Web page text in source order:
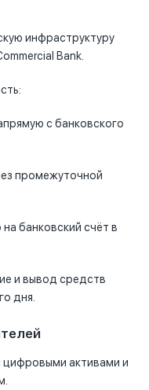
инфраструктуру
Bank
с банковского
промежуточной
банковский счёт в
и вывод средств
дня.
цифровыми активами и